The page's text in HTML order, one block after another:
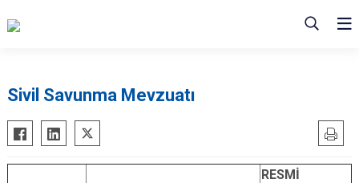
Sivil Savunma Mevzuatı
RESMİ